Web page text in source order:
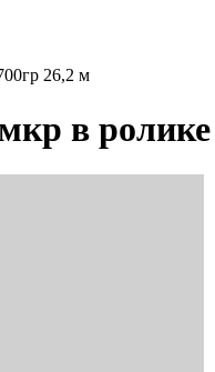
26,2 м
в